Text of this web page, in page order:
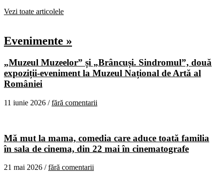
Vezi toate articolele
Evenimente »
„Muzeul Muzeelor” și „Brâncuși. Sindromul”, două
expoziții-eveniment la Muzeul Național de Artă al
României
11 iunie 2026 /fără comentarii
Mă mut la mama, comedia care aduce toată familia
în sala de cinema, din 22 mai în cinematografe
21 mai 2026 /fără comentarii